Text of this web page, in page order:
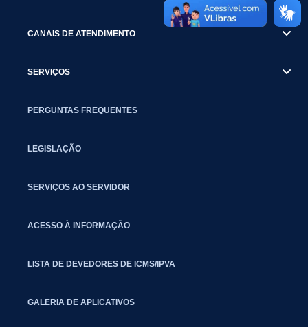
CANAIS DE ATENDIMENTO
SERVIÇOS
PERGUNTAS FREQUENTES
LEGISLAÇÃO
SERVIÇOS AO SERVIDOR
ACESSO À INFORMAÇÃO
LISTA DE DEVEDORES DE ICMS/IPVA
GALERIA DE APLICATIVOS